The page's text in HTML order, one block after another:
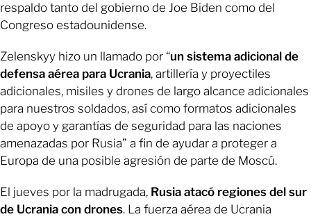
respaldo tanto del gobierno de Joe Biden como del
Congreso estadounidense.
Zelenskyy hizo un llamado por “un sistema adicional de
defensa aérea para Ucrania, artillería y proyectiles
adicionales, misiles y drones de largo alcance adicionales
para nuestros soldados, así como formatos adicionales
de apoyo y garantías de seguridad para las naciones
amenazadas por Rusia” a fin de ayudar a proteger a
Europa de una posible agresión de parte de Moscú.
El jueves por la madrugada, Rusia atacó regiones del sur
de Ucrania con drones. La fuerza aérea de Ucrania